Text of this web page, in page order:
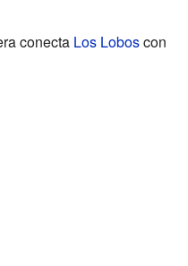
conecta Los Loboscon